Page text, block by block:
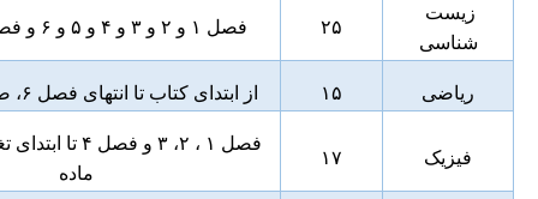
زیست
شناسی
۲۵ فصل ۱ و ۲ و ۳ و ۴ و ۵ و ۶ و فصل ۷ گفتار ۱
ریاضی ۱۵ از ابتدای کتاب تا انتهای فصل ۶، صفحه ۱ تا ۱۴۰
فیزیک ۱۷
ماده